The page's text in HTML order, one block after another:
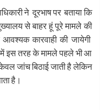
ने दूरभाष पर बताया कि
से बाहर हूं पूरे मामले की
कारवाही की जायेगी
में इस तरह के मामले पहले भी आ
जांच बिठाई जाती है लेकिन
है।